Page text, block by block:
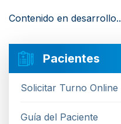
Pacientes
Solicitar Turno Online
Guía del Paciente
Contenido en desarrollo..